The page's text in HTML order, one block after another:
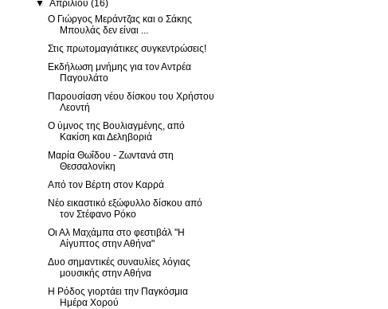
▼Απριλίου(16)
Ο Γιώργος Μεράντζας και ο Σάκης
Μπουλάς δεν είναι ...
Στις πρωτομαγιάτικες συγκεντρώσεις!
Εκδήλωση μνήμης για τον Αντρέα
Παγουλάτο
Παρουσίαση νέου δίσκου του Χρήστου
Λεοντή
Ο ύμνος της Βουλιαγμένης, από
Κακίση και Δεληβοριά
Μαρία Θωΐδου - Ζωντανά στη
Θεσσαλονίκη
Από τον Βέρτη στον Καρρά
Νέο εικαστικό εξώφυλλο δίσκου από
τον Στέφανο Ρόκο
Οι Αλ Μαχάμπα στο φεστιβάλ "Η
Αίγυπτος στην Αθήνα"
Δυο σημαντικές συναυλίες λόγιας
μουσικής στην Αθήνα
Η Ρόδος γιορτάει την Παγκόσμια
Ημέρα Χορού